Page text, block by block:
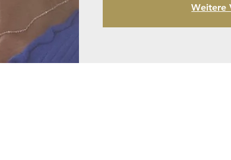
Weitere